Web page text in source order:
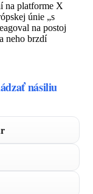
na platforme X
únie „s
na postoj
neho brzdí
násiliu